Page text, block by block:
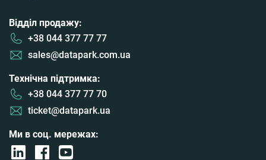
Відділ продажу:
+38 044 377 77 77
sales@datapark.com.ua
Технічна підтримка:
+38 044 377 77 70
ticket@datapark.ua
Ми в соц. мережах: